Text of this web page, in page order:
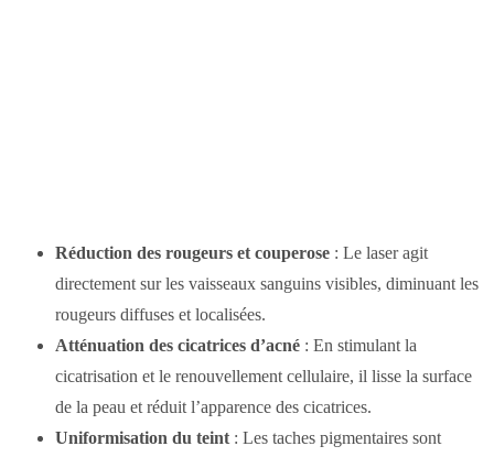
Réduction des rougeurs et couperose : Le laser agit
directement sur les vaisseaux sanguins visibles, diminuant les
rougeurs diffuses et localisées.
Atténuation des cicatrices d’acné : En stimulant la
cicatrisation et le renouvellement cellulaire, il lisse la surface
de la peau et réduit l’apparence des cicatrices.
Uniformisation du teint : Les taches pigmentaires sont